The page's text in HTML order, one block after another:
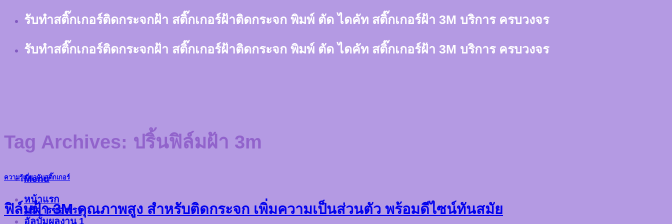
รับทำสติ๊กเกอร์ติดกระจกฝ้า สติ๊กเกอร์ฝ้าติดกระจก พิมพ์ ตัด ไดคัท สติ๊กเกอร์ฝ้า 3M บริการ ครบวงจร
รับทำสติ๊กเกอร์ติดกระจกฝ้า สติ๊กเกอร์ฝ้าติดกระจก พิมพ์ ตัด ไดคัท สติ๊กเกอร์ฝ้า 3M บริการ ครบวงจร
Menu
หน้าแรก
บริการของเรา
อัลบั้มผลงาน 1
Tag Archives: ปริ้นฟิล์มฝ้า 3m
ความรู้เกี่ยวกับสติ๊กเกอร์
ฟิล์มฝ้า 3M คุณภาพสูง สำหรับติดกระจก เพิ่มความเป็นส่วนตัว พร้อมดีไซน์ทันสมัย